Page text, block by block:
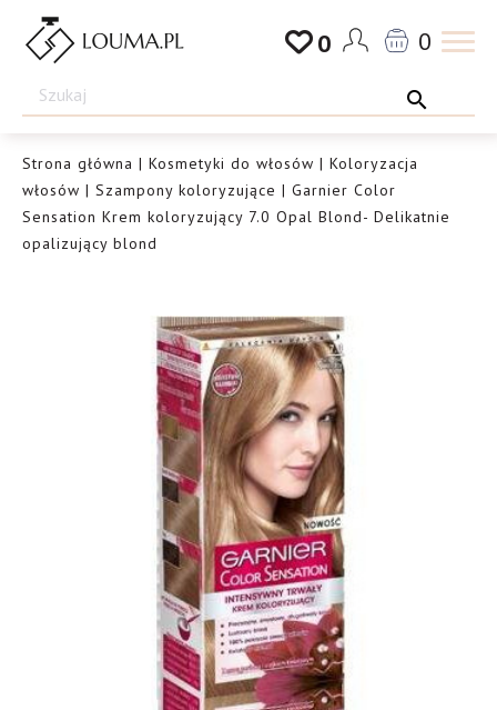
Przejdź
Drogeria
Louma.pl
0 0
Strona główna | Kosmetyki do włosów | Koloryzacja
włosów | Szampony koloryzujące | Garnier Color
Sensation Krem koloryzujący 7.0 Opal Blond- Delikatnie
opalizujący blond